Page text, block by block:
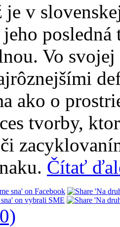
v
Vo
ako o
tvorby,
Čítať